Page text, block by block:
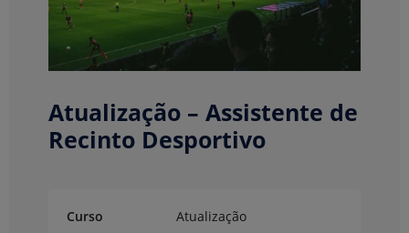
Atualização – Assistente de
Recinto Desportivo
Curso
Atualização